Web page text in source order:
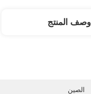
وصف المنتج
الصين